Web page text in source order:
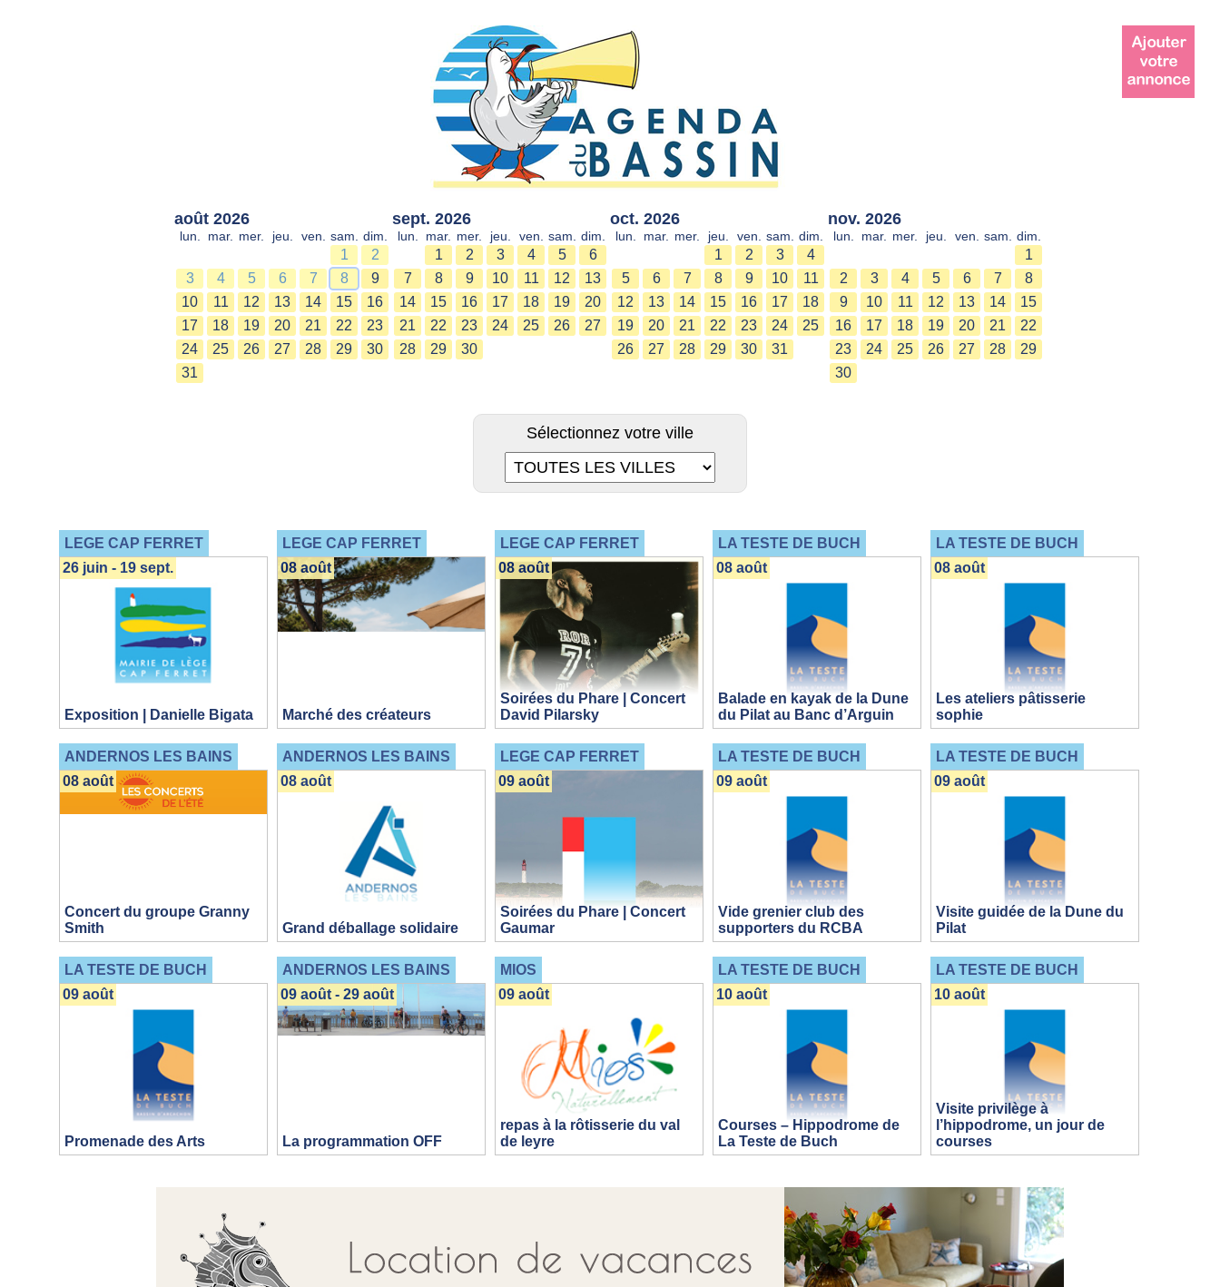
août 2026
lun. mar. mer. jeu. ven. sam. dim.
1
2
3
4 5 6 7 8
9
10
11 12 13 14 15
16
17
18 19 20 21 22
23
24
25 26 27 28 29
30
31
sept. 2026
lun. mar. mer. jeu. ven. sam. dim.
1 2 3 4 5
6
7
8 9 10 11 12
13
14
15 16 17 18 19
20
21
22 23 24 25 26
27
28
29 30
oct. 2026
lun. mar. mer. jeu. ven. sam. dim.
1 2 3
4
5
6 7 8 9 10
11
12
13 14 15 16 17
18
19
20 21 22 23 24
25
26
27 28 29 30 31
nov. 2026
lun. mar. mer. jeu. ven. sam. dim.
1
2
3 4 5 6 7
8
9
10 11 12 13 14
15
16
17 18 19 20 21
22
23
24 25 26 27 28
29
30
Sélectionnez votre ville
LEGE CAP FERRET
Exposition | Danielle Bigata
26 juin - 19 sept.
LEGE CAP FERRET
Marché des créateurs
08 août
LEGE CAP FERRET
Soirées du Phare | Concert
David Pilarsky
08 août
LA TESTE DE BUCH
Balade en kayak de la Dune
du Pilat au Banc d’Arguin
08 août
LA TESTE DE BUCH
Les ateliers pâtisserie
sophie
08 août
ANDERNOS LES BAINS
Concert du groupe Granny
Smith
08 août
ANDERNOS LES BAINS
Grand déballage solidaire
08 août
LEGE CAP FERRET
Soirées du Phare | Concert
Gaumar
09 août
LA TESTE DE BUCH
Vide grenier club des
supporters du RCBA
09 août
LA TESTE DE BUCH
Visite guidée de la Dune du
Pilat
09 août
LA TESTE DE BUCH
Promenade des Arts
09 août
ANDERNOS LES BAINS
La programmation OFF
09 août - 29 août
MIOS
repas à la rôtisserie du val
de leyre
09 août
LA TESTE DE BUCH
Courses – Hippodrome de
La Teste de Buch
10 août
LA TESTE DE BUCH
Visite privilège à
l’hippodrome, un jour de
courses
10 août